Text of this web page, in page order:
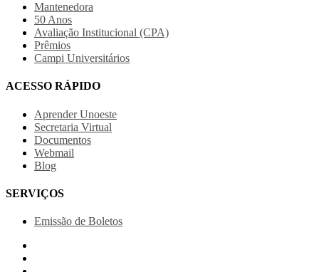
Mantenedora
50 Anos
Avaliação Institucional (CPA)
Prêmios
Campi Universitários
ACESSO RÁPIDO
Aprender Unoeste
Secretaria Virtual
Documentos
Webmail
Blog
SERVIÇOS
Emissão de Boletos